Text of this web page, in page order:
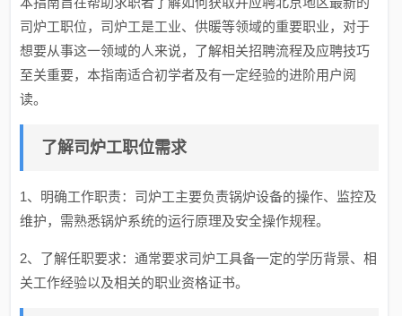
司炉工职位，司炉工是工业、供暖等领域的重要职业，对于
想要从事这一领域的人来说，了解相关招聘流程及应聘技巧
至关重要，本指南适合初学者及有一定经验的进阶用户阅
读。
了解司炉工职位需求
1、明确工作职责：司炉工主要负责锅炉设备的操作、监控及
维护，需熟悉锅炉系统的运行原理及安全操作规程。
2、了解任职要求：通常要求司炉工具备一定的学历背景、相
关工作经验以及相关的职业资格证书。